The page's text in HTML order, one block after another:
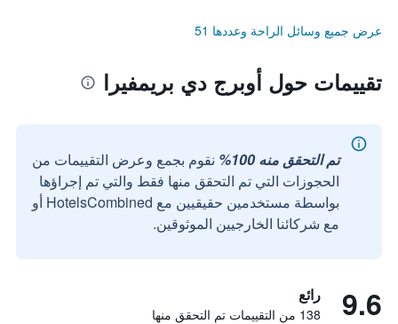
عرض جميع وسائل الراحة وعددها 51
تقييمات حول أوبرج دي بريمفيرا
تم التحقق منه 100%
نقوم بجمع وعرض التقييمات من
الحجوزات التي تم التحقق منها فقط والتي تم إجراؤها
بواسطة مستخدمين حقيقيين مع HotelsCombined أو
مع شركائنا الخارجيين الموثوقين.
9.6 رائع
138 من التقييمات تم التحقق منها